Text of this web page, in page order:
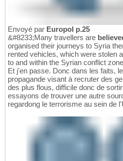
Envoyé par Europol p.25
&#8233;Many travellers are
organised their journeys to Syria
rented vehicles, which were stolen
to and within the Syrian conflict
Et j'en passe. Donc dans les faits,
propagande visant à recruter des
des plus flous, difficile donc de
essayons de trouver une autre
regardong le terrorisme au sein de